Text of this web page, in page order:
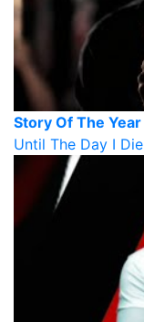
Story Of The Year
Until The Day I Die